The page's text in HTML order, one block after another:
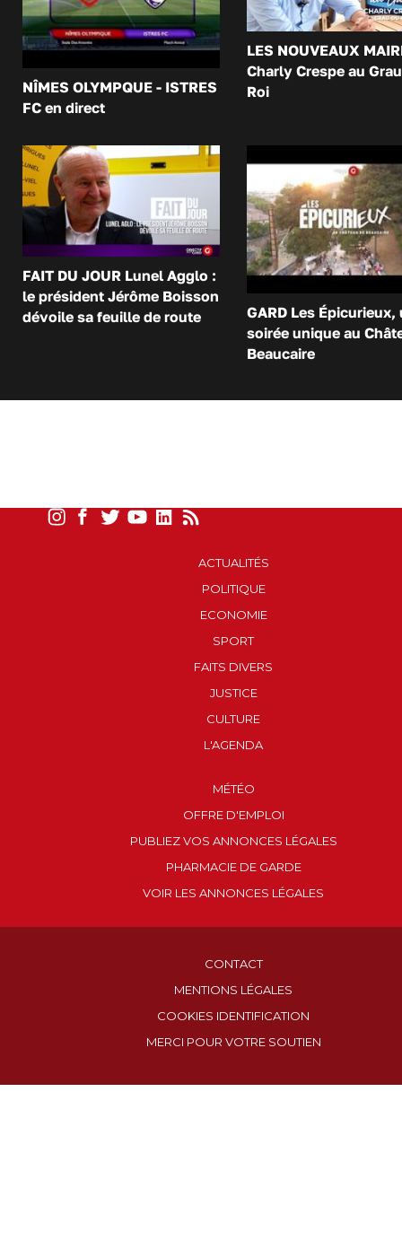
NÎMES OLYMPQUE - ISTRES
FC en direct
LES NOUVEAUX
Charly Crespe au
Roi
FAIT DU JOUR Lunel Agglo :
le président Jérôme Boisson
dévoile sa feuille de route
GARD Les Épicurieux,
soirée unique au
Beaucaire
ACTUALITÉS
POLITIQUE
ECONOMIE
SPORT
FAITS DIVERS
JUSTICE
CULTURE
L'AGENDA
MÉTÉO
OFFRE D'EMPLOI
PUBLIEZ VOS ANNONCES LÉGALES
PHARMACIE DE GARDE
VOIR LES ANNONCES LÉGALES
CONTACT
MENTIONS LÉGALES
COOKIES IDENTIFICATION
MERCI POUR VOTRE SOUTIEN